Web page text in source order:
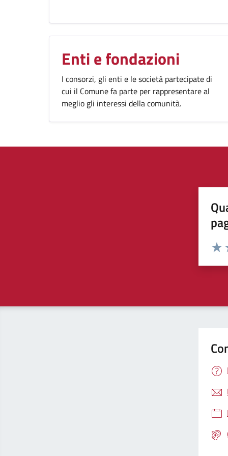
Enti e fondazioni
I consorzi, gli enti e le società partecipate di
cui il Comune fa parte per rappresentare al
meglio gli interessi della comunità.